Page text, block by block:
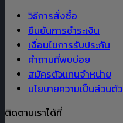
วิธีการสั่งซื้อ
ยืนยันการชำระเงิน
เงื่อนไขการรับประกัน
คำถามที่พบบ่อย
สมัครตัวแทนจำหน่าย
นโยบายความเป็นส่วนตัว
ติดตามเราได้ที่